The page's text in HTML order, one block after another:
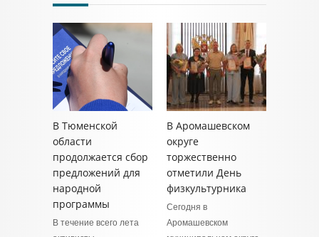
В Тюменской
области
продолжается сбор
предложений для
народной
программы
В течение всего лета
В Аромашевском
округе
торжественно
отметили День
физкультурника
Сегодня в
Аромашевском